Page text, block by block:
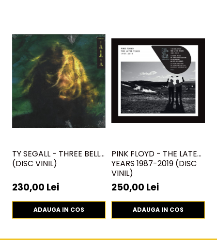
TY SEGALL - THREE BELLS
(DISC VINIL)
230,00 Lei
ADAUGA IN COS
PINK FLOYD - THE LATER
YEARS 1987-2019 (DISC
VINIL)
250,00 Lei
ADAUGA IN COS